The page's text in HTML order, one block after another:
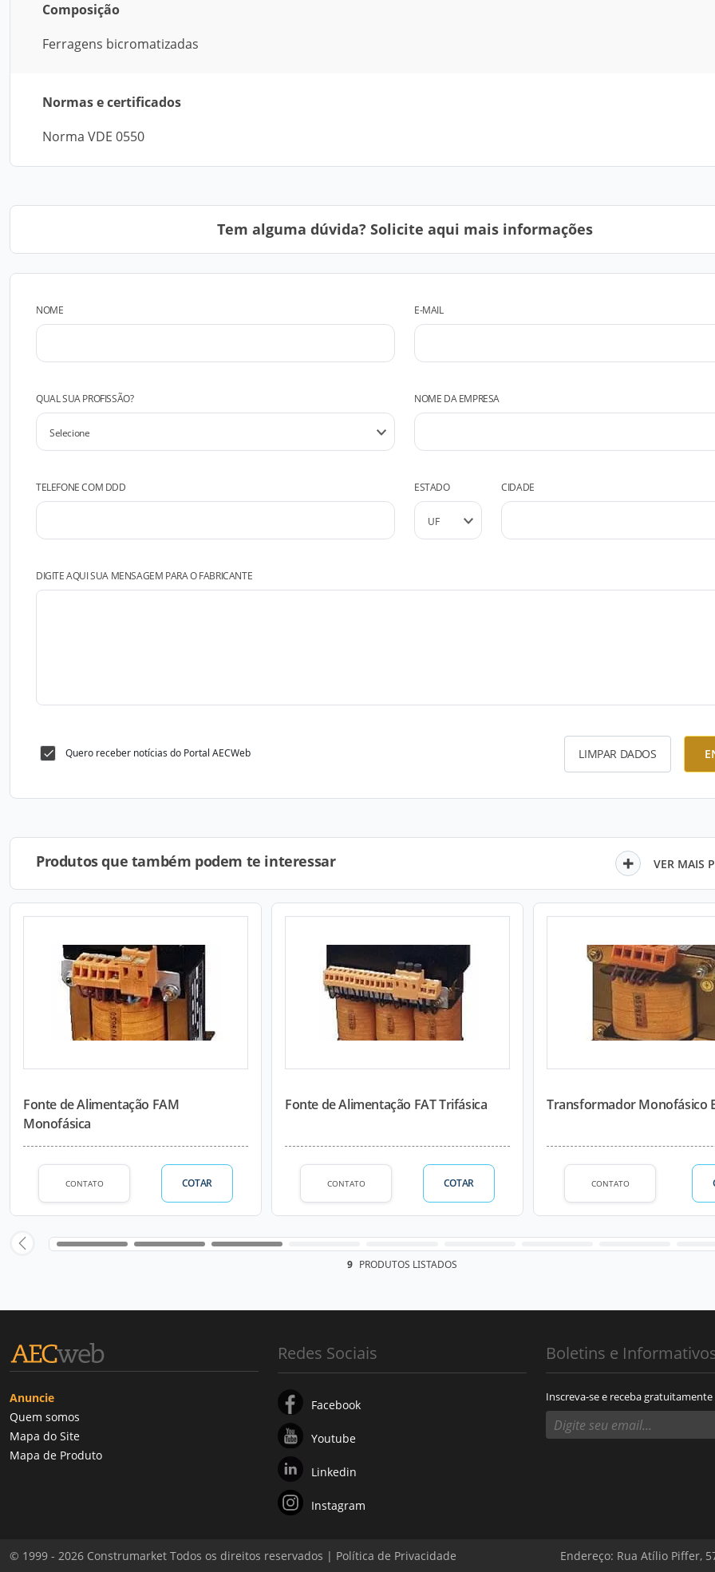
Composição
Ferragens bicromatizadas
Normas e certificados
Norma VDE 0550
Tem alguma dúvida? Solicite aqui mais informações
NOME E-MAIL
QUAL SUA PROFISSÃO? NOME DA EMPRESA
TELEFONE COM DDD ESTADO CIDADE
DIGITE AQUI SUA MENSAGEM PARA O FABRICANTE
Quero receber notícias do Portal AECWeb LIMPAR DADOS
Produtos que também podem te interessar VER MAIS
Fonte de Alimentação FAM
Monofásica
CONTATO COTAR
Fonte de Alimentação FAT Trifásica
CONTATO COTAR
Transformador Monofásico
CONTATO
9 PRODUTOS LISTADOS
Anuncie
Quem somos
Mapa do Site
Mapa de Produto
Redes Sociais
Facebook
Youtube
Linkedin
Instagram
Boletins e
Inscreva-se e receba gratuitamente
© 1999 - 2026 Construmarket Todos os direitos reservados | Política de Privacidade Endereço: Rua Atílio Piffer,